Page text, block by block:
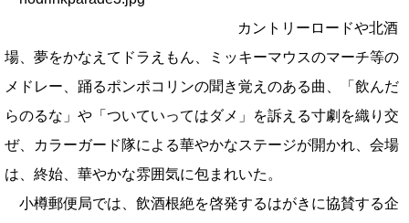
カントリーロードや北酒
場、夢をかなえてドラえもん、ミッキーマウスのマーチ等の
メドレー、踊るポンポコリンの聞き覚えのある曲、「飲んだ
らのるな」や「ついていってはダメ」を訴える寸劇を織り交
ぜ、カラーガード隊による華やかなステージが開かれ、会場
は、終始、華やかな雰囲気に包まれいた。
小樽郵便局では、飲酒根絶を啓発するはがきに協賛する企